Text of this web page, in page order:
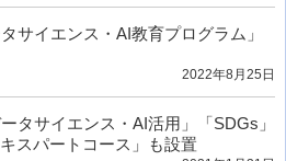
サイエンス・AI教育プログラム」
2022年8月25日
タサイエンス・AI活用」「SDGs」
スパートコース」も設置